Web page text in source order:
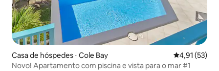
Casa de hóspedes ⋅ Cole Bay 4,91 de uma
4,91 (53)
Novo! Apartamento com piscina e vista para o mar #1